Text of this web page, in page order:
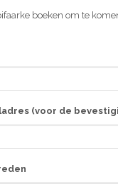
boeken om te
(voor de